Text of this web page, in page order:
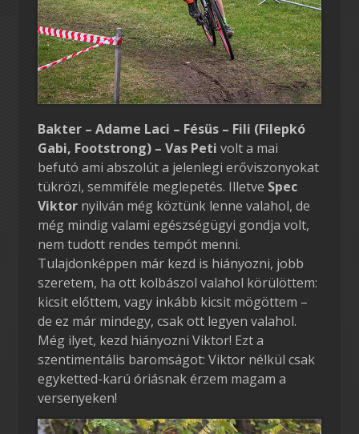
Bakter – Adame Laci – Fésüs – Fili (Filepkó
Gabi, Footstrong) – Vas Peti volt a mai
befutó ami abszolút a jelenlegi erőviszonyokat
tükrözi, semmiféle meglepetés. Illetve Spec
Viktornyilván még köztünk lenne valahol, de
még mindig valami egészségügyi gondja volt,
nem tudott rendes tempót menni.
Tulajdonképpen már kezd is hiányozni, jobb
szeretem, ha ott kolbászol valahol körülöttem:
kicsit előttem, vagy inkább kicsit mögöttem –
de ez már mindegy, csak ott legyen valahol.
Még ilyet, kezd hiányozni Viktor! Ezt a
szentimentális baromságot: Viktor nélkül csak
egyketted-karú óriásnak érzem magam a
versenyeken!